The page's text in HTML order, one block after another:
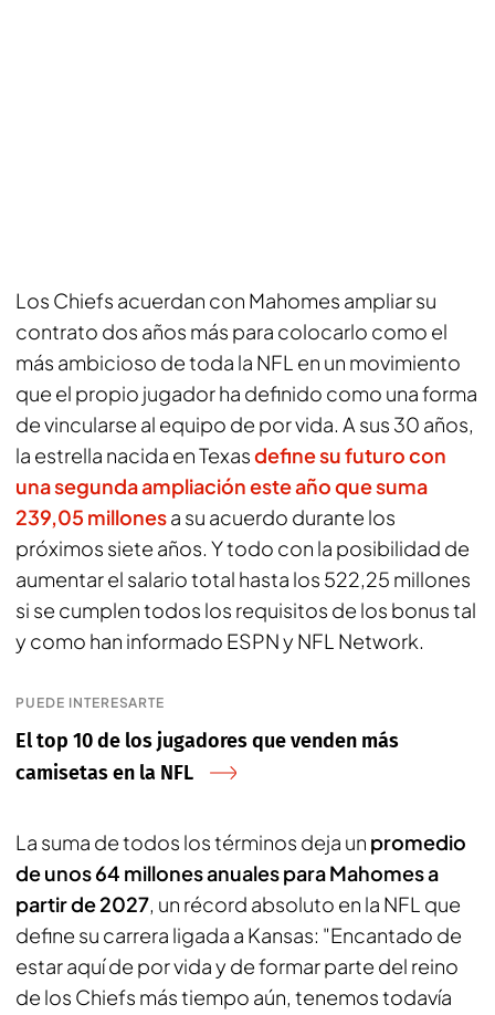
Los Chiefs acuerdan con Mahomes ampliar su
contrato dos años más para colocarlo como el
más ambicioso de toda la NFL en un movimiento
que el propio jugador ha definido como una forma
de vincularse al equipo de por vida. A sus 30 años,
la estrella nacida en Texasdefine su futuro con
una segunda ampliación este año que suma
239,05 millonesa su acuerdo durante los
próximos siete años. Y todo con la posibilidad de
aumentar el salario total hasta los 522,25 millones
si se cumplen todos los requisitos de los bonus tal
y como han informado ESPN y NFL Network.
PUEDE INTERESARTE
El top 10 de los jugadores que venden más
camisetas en la NFL
La suma de todos los términos deja un promedio
de unos 64 millones anuales para Mahomes a
partir de 2027, un récord absoluto en la NFL que
define su carrera ligada a Kansas: "Encantado de
estar aquí de por vida y de formar parte del reino
de los Chiefs más tiempo aún, tenemos todavía